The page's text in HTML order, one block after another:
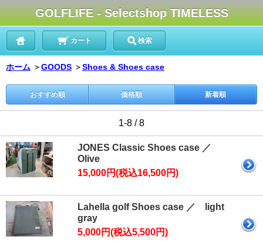
GOLFLIFE - Selectshop TIMELESS
カート 検索
ホーム ＞GOODS ＞Shoes & Shoes case
おすすめ順 価格順 新着順
1-8 / 8
JONES Classic Shoes case ／
Olive
15,000円(税込16,500円)
Lahella golf Shoes case ／ light
gray
5,000円(税込5,500円)